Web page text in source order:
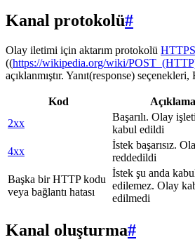
Kanal protokolü#
Olay iletimi için aktarım protokolü HTTPS
((https://wikipedia.org/wiki/
açıklanmıştır. Yanıt(response)
Kod Açıklama
2xx
Başarılı. Olay
kabul edildi
4xx
İstek başarısız.
reddedildi
Başka bir HTTP kodu
veya bağlantı hatası
İstek şu anda
edilemez. Olay
edilmedi
Kanal oluşturma#